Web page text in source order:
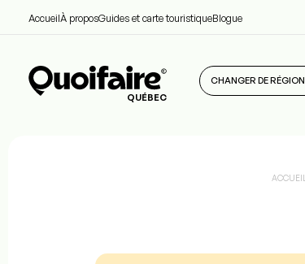
AccueilÀ proposGuides et carte touristiqueBlogue
QUÉBEC
CHANGER DE RÉGION
ACCUEIL